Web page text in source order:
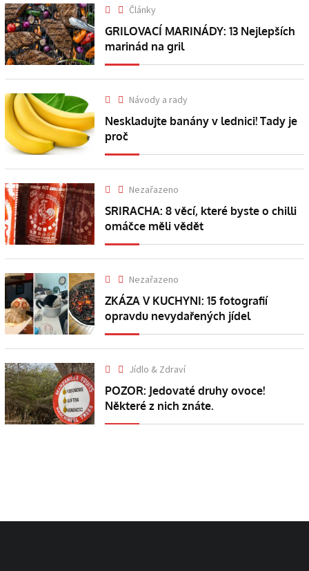
Články
GRILOVACÍ MARINÁDY: 13 Nejlepších
marinád na gril
Návody a rady
Neskladujte banány v lednici! Tady je
proč
Nezařazeno
SRIRACHA: 8 věcí, které byste o chilli
omáčce měli vědět
Nezařazeno
ZKÁZA V KUCHYNI: 15 fotografií
opravdu nevydařených jídel
Jídlo & Zdraví
POZOR: Jedovaté druhy ovoce!
Některé z nich znáte.